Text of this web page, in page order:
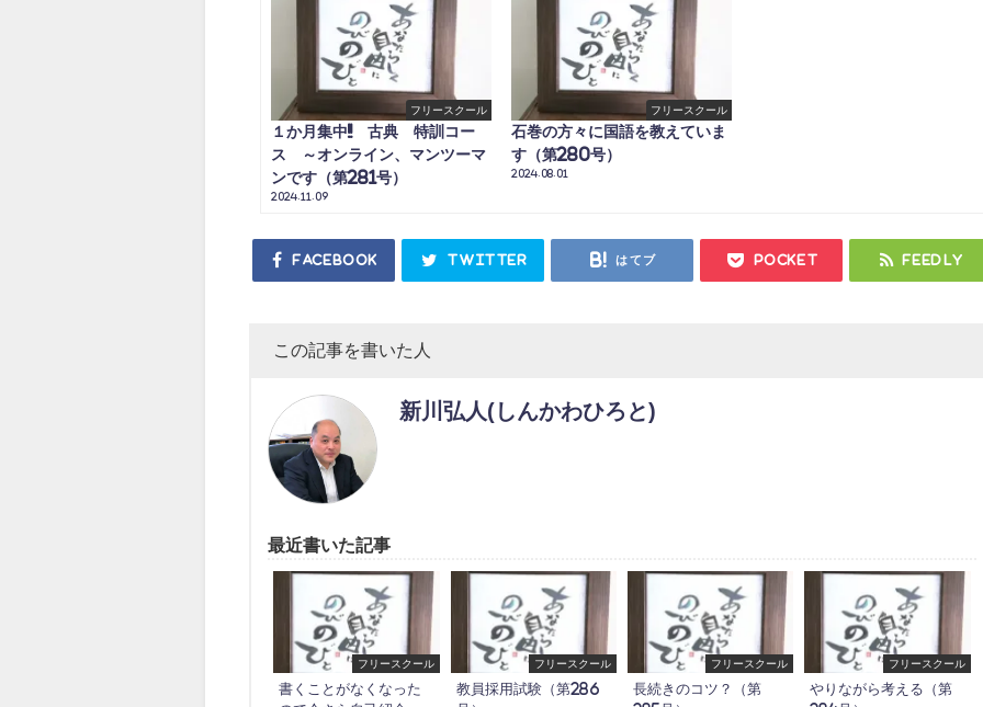
フリースクール
１か月集中!! 古典 特訓コー
ス ～オンライン、マンツーマ
ンです（第281号）
2024.11.09
フリースクール
石巻の方々に国語を教えていま
す（第280号）
2024.08.01
Facebook Twitter はてブ Pocket Feedly
この記事を書いた人
新川弘人(しんかわひろと)
最近書いた記事
フリースクール
書くことがなくなった
フリースクール
教員採用試験（第286
フリースクール
長続きのコツ？（第
フリースクール
やりながら考える（第